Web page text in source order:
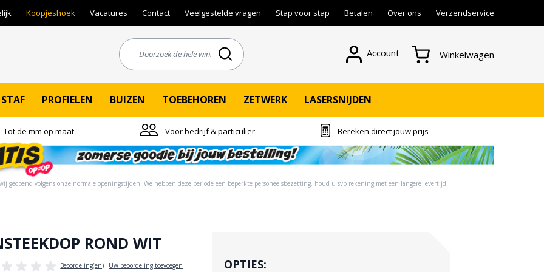
Koopjeshoek Vacatures Contact Veelgestelde vragen Stap voor stap Betalen Over ons Verzendservice
Account Winkelwagen
STAF PROFIELEN BUIZEN TOEBEHOREN ZETWERK LASERSNIJDEN
Tot de mm op maat Voor bedrijf & particulier Bereken direct jouw prijs
volgens onze normale openingstijden. ​​We hebben deze periode een beperkte personeelsbezetting, houd u svp rekening met een langere levertijd
ROND WIT
Beoordeling(en) Uw beoordeling toevoegen OPTIES: